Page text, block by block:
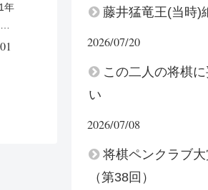
年
藤井猛竜王(当時)
2026/07/20
この二人の将棋
い
2026/07/08
将棋ペンクラブ
（第38回）